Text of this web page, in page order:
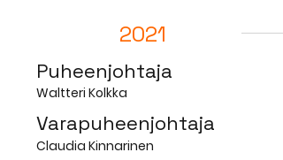
2021
Puheenjohtaja
Waltteri Kolkka
Varapuheenjohtaja
Claudia Kinnarinen